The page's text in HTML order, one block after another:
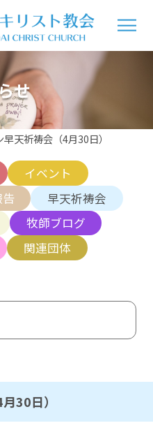
せ
天祈祷会（4月30日）
イベント
早天祈祷会
牧師ブログ
関連団体
30日）